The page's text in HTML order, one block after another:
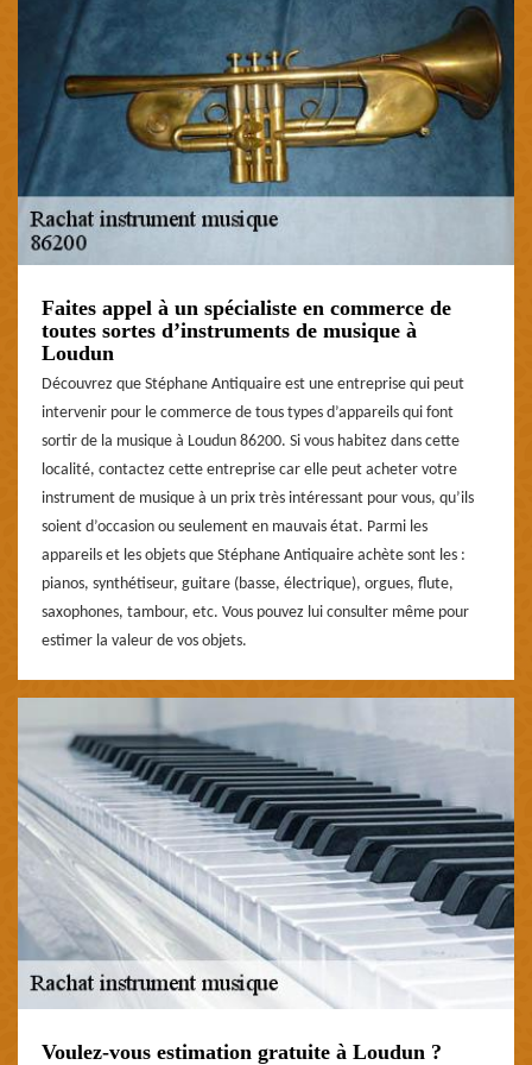
Faites appel à un spécialiste en commerce de
toutes sortes d’instruments de musique à
Loudun
Découvrez que Stéphane Antiquaire est une entreprise qui peut
intervenir pour le commerce de tous types d’appareils qui font
sortir de la musique à Loudun 86200. Si vous habitez dans cette
localité, contactez cette entreprise car elle peut acheter votre
instrument de musique à un prix très intéressant pour vous, qu’ils
soient d’occasion ou seulement en mauvais état. Parmi les
appareils et les objets que Stéphane Antiquaire achète sont les :
pianos, synthétiseur, guitare (basse, électrique), orgues, flute,
saxophones, tambour, etc. Vous pouvez lui consulter même pour
estimer la valeur de vos objets.
Voulez-vous estimation gratuite à Loudun ?